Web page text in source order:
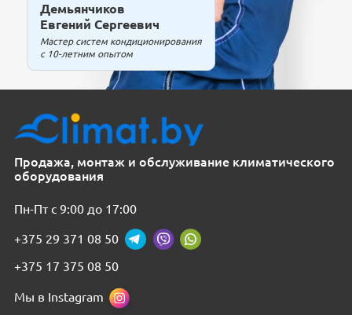
Демьянчиков
Евгений Сергеевич
Мастер систем кондиционирования
с 10-летним опытом
Продажа, монтаж и обслуживание климатического
оборудования
Пн-Пт с 9:00 до 17:00
+375 29 371 08 50
+375 17 375 08 50
Мы в Instagram